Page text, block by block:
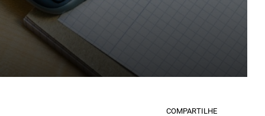
COMPARTILHE